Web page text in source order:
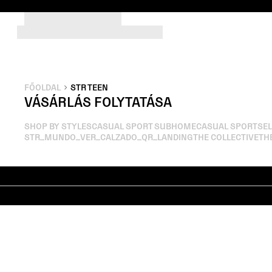
FŐOLDAL STR TEEN
VÁSÁRLÁS FOLYTATÁSA
SHOP BY STYLESCASUAL SPORT SUBHOMECASUAL SPORT
STR_MUNDO_VER_CALZADO_QR_LANDINGTHE COLLECTIVE